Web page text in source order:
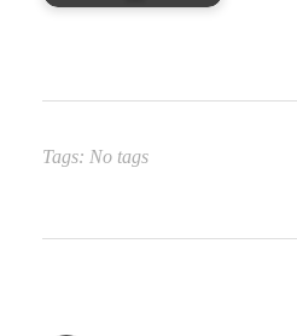
Tags: No tags